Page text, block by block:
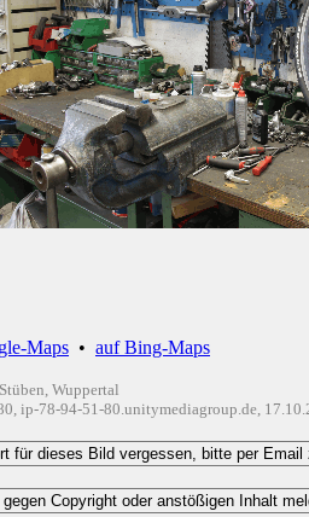
Maps • auf Bing-Maps
Wuppertal
ip-78-94-51-80.unitymediagroup.de,